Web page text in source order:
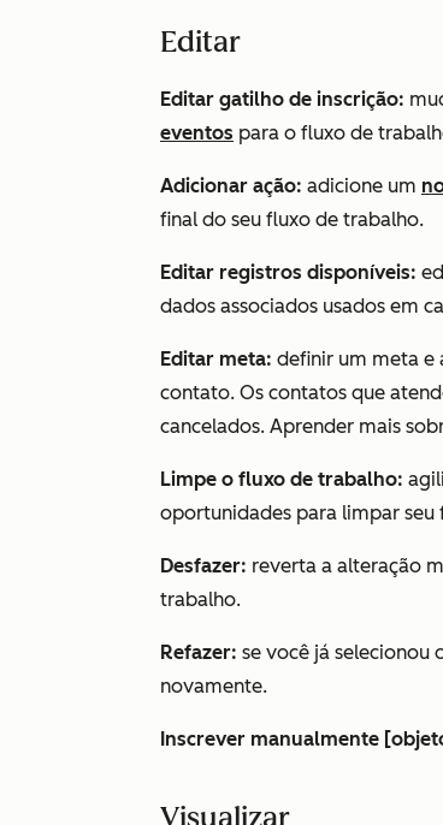
Editar
Editar gatilho de inscrição:
eventos para o fluxo de
Adicionar ação: adicione um
final do seu fluxo de trabalho.
Editar registros disponíveis:
dados associados usados em
Editar meta: definir um meta e
contato. Os contatos que
cancelados. Aprender mais
Limpe o fluxo de trabalho:
oportunidades para limpar seu
Desfazer: reverta a alteração
trabalho.
Refazer: se você já selecionou
novamente.
Inscrever manualmente
Visualizar